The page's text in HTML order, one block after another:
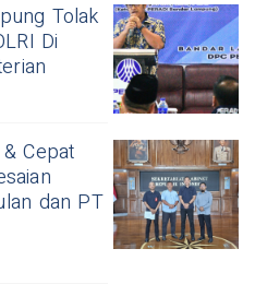
Tolak
Di
Cepat
dan PT